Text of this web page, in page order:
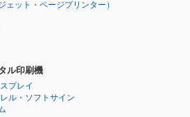
ェット・ページプリンター）
ル印刷機
プレイ
ル・ソフトサイン